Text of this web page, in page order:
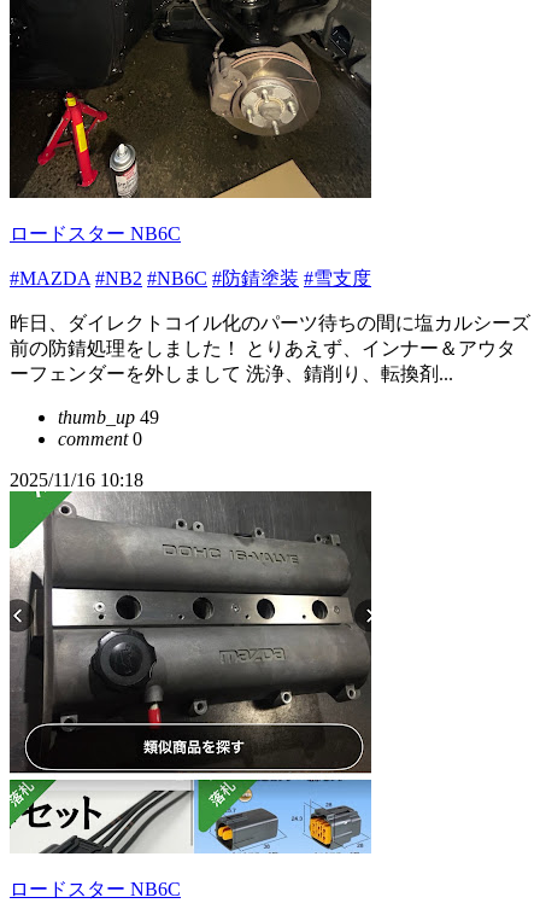
ロードスター NB6C
#MAZDA #NB2 #NB6C #防錆塗装 #雪支度
昨日、ダイレクトコイル化のパーツ待ちの間に塩カルシーズ
前の防錆処理をしました！ とりあえず、インナー＆アウタ
ーフェンダーを外しまして 洗浄、錆削り、転換剤...
thumb_up 49
comment0
2025/11/16 10:18
ロードスター NB6C